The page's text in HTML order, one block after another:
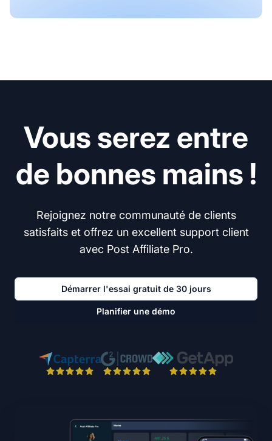
Vous serez entre
de bonnes mains !
Rejoignez notre communauté de clients
satisfaits et offrez un excellent support client
avec Post Affiliate Pro.
Démarrer l'essai gratuit de 30 jours
Planifier une démo